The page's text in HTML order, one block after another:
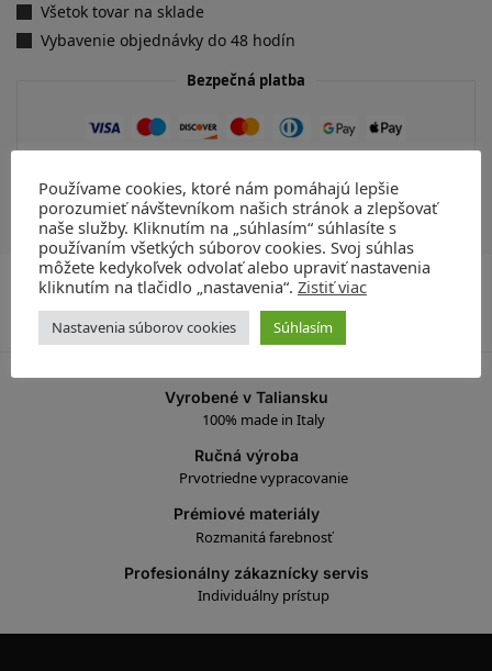
Všetok tovar na sklade
Vybavenie objednávky do 48 hodín
Bezpečná platba
Máte otázky? Zavolajte nám
Katalógové číslo: PT1255
Kategórie: Ponuka produktov,Oblečenie,Zľavnené produkty
Nohavice
Značky: Čierna ,Discount
Vyrobené v Taliansku
100% made in Italy
Ručná výroba
Prvotriedne vypracovanie
Prémiové materiály
Rozmanitá farebnosť
Profesionálny zákaznícky servis
Individuálny prístup
Používame cookies, ktoré nám pomáhajú lepšie
porozumieť návštevníkom našich stránok a zlepšovať
naše služby. Kliknutím na „súhlasím“ súhlasíte s
používaním všetkých súborov cookies. Svoj súhlas
môžete kedykoľvek odvolať alebo upraviť nastavenia
kliknutím na tlačidlo „nastavenia“. Zistiť viac
Nastavenia súborov cookies Súhlasím